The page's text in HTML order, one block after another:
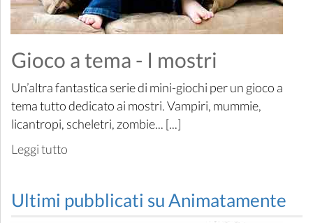
Gioco a tema - I mostri
Un’altra fantastica serie di mini-giochi per un gioco a
tema tutto dedicato ai mostri. Vampiri, mummie,
licantropi, scheletri, zombie... [...]
Leggi tutto
Ultimi pubblicati su Animatamente